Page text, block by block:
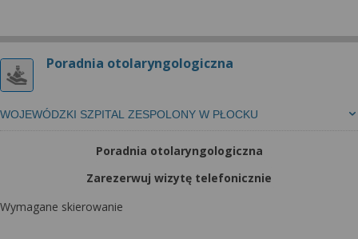
Poradnia otolaryngologiczna
WOJEWÓDZKI SZPITAL ZESPOLONY W PŁOCKU
Poradnia otolaryngologiczna
Zarezerwuj wizytę telefonicznie
Wymagane skierowanie